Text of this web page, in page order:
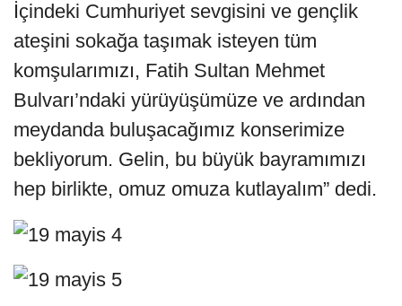
İçindeki Cumhuriyet sevgisini ve gençlik
ateşini sokağa taşımak isteyen tüm
komşularımızı, Fatih Sultan Mehmet
Bulvarı’ndaki yürüyüşümüze ve ardından
meydanda buluşacağımız konserimize
bekliyorum. Gelin, bu büyük bayramımızı
hep birlikte, omuz omuza kutlayalım” dedi.